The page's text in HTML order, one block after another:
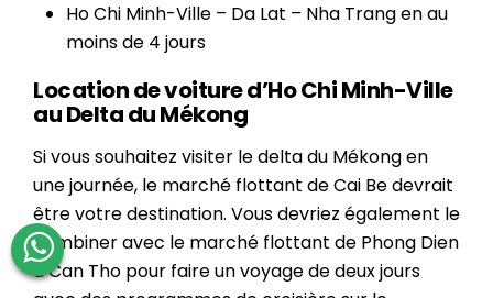
Ho Chi Minh-Ville – Da Lat – Nha Trang en au
moins de 4 jours
Location de voiture d’Ho Chi Minh-Ville
au Delta du Mékong
Si vous souhaitez visiter le delta du Mékong en
une journée, le marché flottant de Cai Be devrait
être votre destination. Vous devriez également le
combiner avec le marché flottant de Phong Dien
à Can Tho pour faire un voyage de deux jours